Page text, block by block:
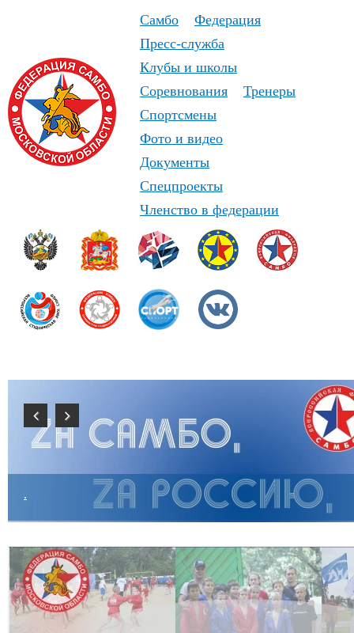
Самбо
Федерация
Пресс-служба
Клубы и школы
Соревнования
Тренеры
Спортсмены
Фото и видео
Документы
Спецпроекты
Членство в федерации
.
@sambo-mo.ru
PreviousNext